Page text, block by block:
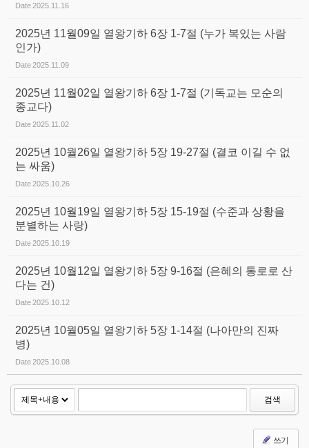
Date2025.11.16
2025년 11월09일 열왕기하 6장 1-7절 (누가 복있는 사람
인가)
Date2025.11.09
2025년 11월02일 열왕기하 6장 1-7절 (기독교는 모순의
종교다)
Date2025.11.02
2025년 10월26일 열왕기하 5장 19-27절 (결코 이길 수 없
는 싸움)
Date2025.10.26
2025년 10월19일 열왕기하 5장 15-19절 (수준과 상황을
분별하는 사랑)
Date2025.10.19
2025년 10월12일 열왕기하 5장 9-16절 (은혜의 통로로 산
다는 건)
Date2025.10.12
2025년 10월05일 열왕기하 5장 1-14절 (나아만의 진짜
병)
Date2025.10.08
검색
쓰기